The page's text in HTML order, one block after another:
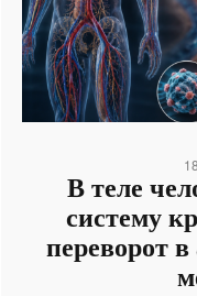
В теле
систему
переворот